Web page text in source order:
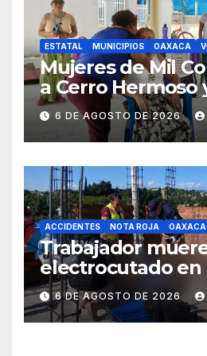
ESTATAL MUNICIPIOS OAXACA
Mujeres de Mil
a Cerro Hermoso
para fortalecer
apoyo y prevenir
6 DE AGOSTO DE 2026
ACCIDENTES NOTA ROJA OAXACA
Trabajador
electrocutado en
Soledad Etla; dos
resultan
lesionados
6 DE AGOSTO DE 2026